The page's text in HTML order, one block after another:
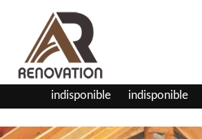
indisponible indisponible